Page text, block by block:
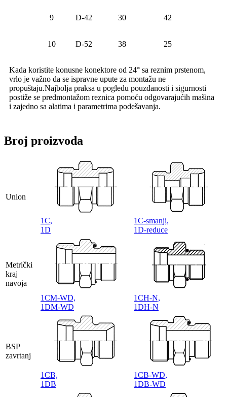
9 D-42 30 42
10 D-52 38 25
Kada koristite konusne konektore od 24° sa reznim prstenom,
vrlo je važno da se ispravne upute za montažu ne
propuštaju.Najbolja praksa u pogledu pouzdanosti i sigurnosti
postiže se predmontažom reznica pomoću odgovarajućih mašina
i zajedno sa alatima i parametrima podešavanja.
Broj proizvoda
Union
1C,
1D
1C-smanji,
1D-reduce
Metrički
kraj
navoja
1CM-WD,
1DM-WD
1CH-N,
1DH-N
BSP
zavrtanj
1CB,
1DB
1CB-WD,
1DB-WD